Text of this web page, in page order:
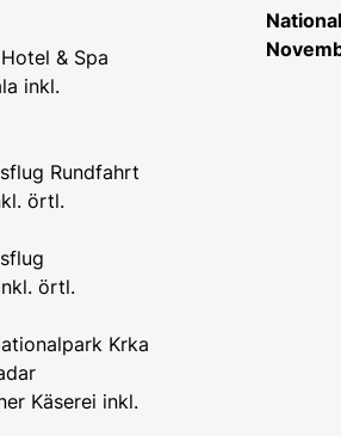
& Spa
inkl.
Rundfahrt
örtl.
örtl.
Krka
Käserei inkl.